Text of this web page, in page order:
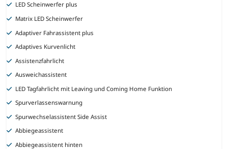
LED Scheinwerfer plus
Matrix LED Scheinwerfer
Adaptiver Fahrassistent plus
Adaptives Kurvenlicht
Assistenzfahrlicht
Ausweichassistent
LED Tagfahrlicht mit Leaving und Coming Home Funktion
Spurverlassenswarnung
Spurwechselassistent Side Assist
Abbiegeassistent
Abbiegeassistent hinten